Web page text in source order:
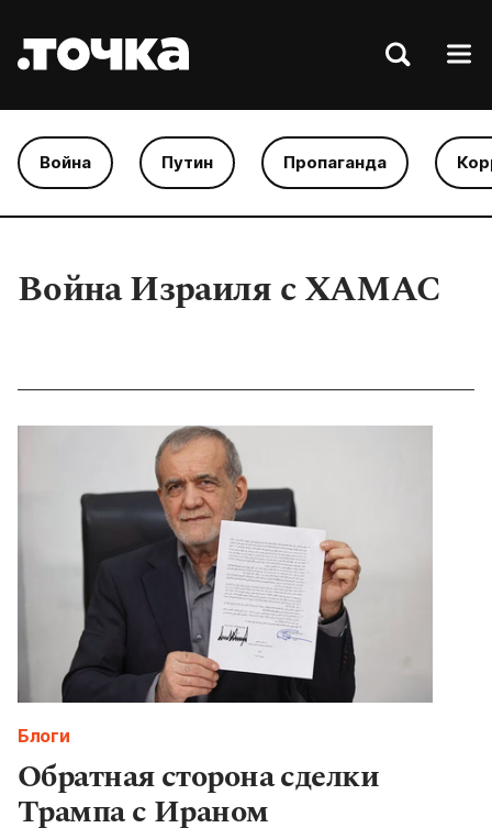
Война Путин Пропаганда
Война Израиля с ХАМАС
Блоги
Обратная сторона сделки
Трампа с Ираном